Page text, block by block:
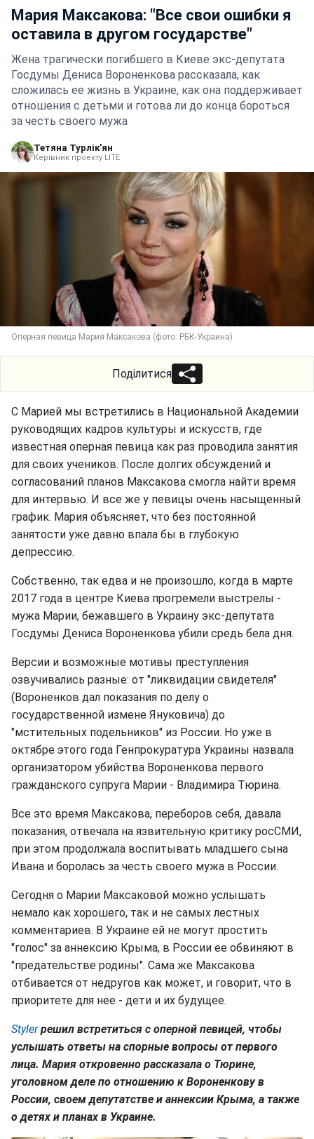
Мария Максакова: "Все свои ошибки я
оставила в другом государстве"
Жена трагически погибшего в Киеве экс-депутата
Госдумы Дениса Вороненкова рассказала, как
сложилась ее жизнь в Украине, как она поддерживает
отношения с детьми и готова ли до конца бороться
за честь своего мужа
Тетяна Турлік'ян
Керівник проекту LITE
Оперная певица Мария Максакова (фото: РБК-Украина)
Поділитися
С Марией мы встретились в Национальной Академии
руководящих кадров культуры и искусств, где
известная оперная певица как раз проводила занятия
для своих учеников. После долгих обсуждений и
согласований планов Максакова смогла найти время
для интервью. И все же у певицы очень насыщенный
график. Мария объясняет, что без постоянной
занятости уже давно впала бы в глубокую
депрессию.
Собственно, так едва и не произошло, когда в марте
2017 года в центре Киева прогремели выстрелы -
мужа Марии, бежавшего в Украину экс-депутата
Госдумы Дениса Вороненкова убили средь бела дня.
Версии и возможные мотивы преступления
озвучивались разные: от "ликвидации свидетеля"
(Вороненков дал показания по делу о
государственной измене Януковича) до
"мстительных подельников" из России. Но уже в
октябре этого года Генпрокуратура Украины назвала
организатором убийства Вороненкова первого
гражданского супруга Марии - Владимира Тюрина.
Все это время Максакова, переборов себя, давала
показания, отвечала на язвительную критику росСМИ,
при этом продолжала воспитывать младшего сына
Ивана и боролась за честь своего мужа в России.
Сегодня о Марии Максаковой можно услышать
немало как хорошего, так и не самых лестных
комментариев. В Украине ей не могут простить
"голос" за аннексию Крыма, в России ее обвиняют в
"предательстве родины". Сама же Максакова
отбивается от недругов как может, и говорит, что в
приоритете для нее - дети и их будущее.
Stylerрешил встретиться с оперной певицей, чтобы
услышать ответы на спорные вопросы от первого
лица. Мария откровенно рассказала о Тюрине,
уголовном деле по отношению к Вороненкову в
России, своем депутатстве и аннексии Крыма, а также
о детях и планах в Украине.